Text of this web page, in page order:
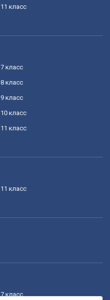
11 класс
7 класс
8 класс
9 класс
10 класс
11 класс
11 класс
7 класс